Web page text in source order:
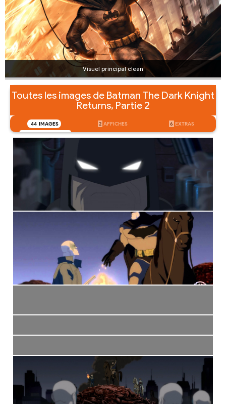
Visuel principal clean
Toutes les images de Batman The Dark Knight
Returns, Partie 2
44 IMAGES 2 AFFICHES 6 EXTRAS